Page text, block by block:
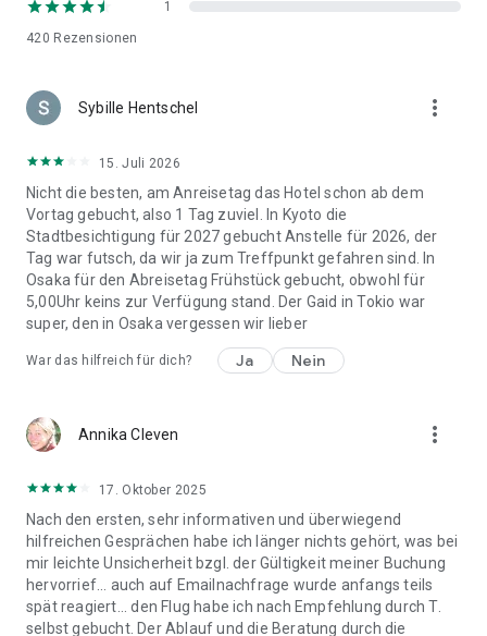
420 Rezensionen
1
Sybille Hentschel more_vert
15. Juli 2026
Nicht die besten, am Anreisetag das Hotel schon ab dem
Vortag gebucht, also 1 Tag zuviel. In Kyoto die
Stadtbesichtigung für 2027 gebucht Anstelle für 2026, der
Tag war futsch, da wir ja zum Treffpunkt gefahren sind. In
Osaka für den Abreisetag Frühstück gebucht, obwohl für
5,00Uhr keins zur Verfügung stand. Der Gaid in Tokio war
super, den in Osaka vergessen wir lieber
War das hilfreich für dich? Ja Nein
Annika Cleven more_vert
17. Oktober 2025
Nach den ersten, sehr informativen und überwiegend
hilfreichen Gesprächen habe ich länger nichts gehört, was bei
mir leichte Unsicherheit bzgl. der Gültigkeit meiner Buchung
hervorrief... auch auf Emailnachfrage wurde anfangs teils
spät reagiert... den Flug habe ich nach Empfehlung durch T.
selbst gebucht. Der Ablauf und die Beratung durch die